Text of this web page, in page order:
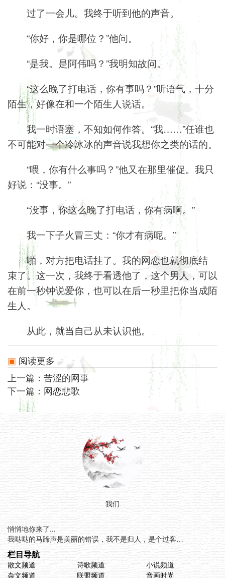
我们
悄悄地你来了...
我哒哒的马蹄声是美丽的错误，我不是归人，是个过客…
栏目导航
散文频道 诗歌频道
小说频道
杂文频道
联盟频道 音画时尚
过了一会儿。我终于听到他的声音。
“你好，你是哪位？”他问。
“是我。是阿伟吗？”我明知故问。
“这么晚了打电话，你有事吗？”听语气，十分
陌生，好像在和一个陌生人说话。
我一时语塞，不知如何作答。“我……”任谁也
不可能对一个冷冰冰的声音说我想你之类的话的。
“喂，你有什么事吗？”他又在那里催促。我只
好说：“没事。”
“没事，你这么晚了打电话，你有病啊。”
我一下子火冒三丈：“你才有病呢。”
啪，对方把电话挂了。我的网恋也就彻底结
束了。这一次，我终于看透他了，这个男人，可以
在前一秒钟说爱你，也可以在后一秒里把你当成陌
生人。
从此，就当自己从未认识他。
阅读更多
上一篇： 苦涩的网事
下一篇： 网恋悲歌